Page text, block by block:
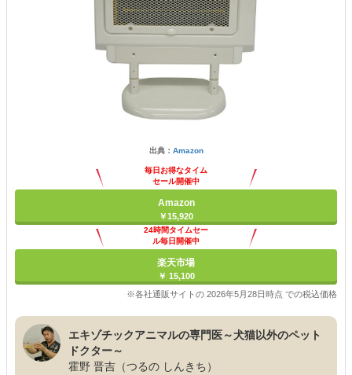
出典： Amazon
毎日お得なタイム
セール開催中
Amazon
￥15,920
24時間タイムセー
ル毎日開催中
楽天市場
￥ 15,100
※各社通販サイトの 2026年5月28日時点 での税込価格
エキゾチックアニマルの専門医～犬猫以外のペット
ドクター～
霍野 晋吉（つるの しんきち）